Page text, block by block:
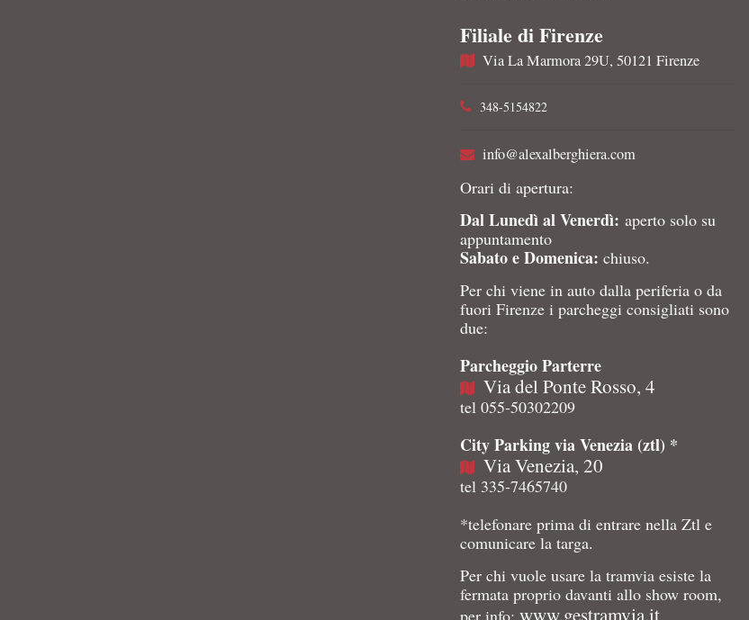
Filiale di Firenze
Via La Marmora 29U, 50121 Firenze
348-5154822
info@alexalberghiera.com
Orari di apertura:
Dal Lunedì al Venerdì: aperto solo su
appuntamento
Sabato e Domenica: chiuso.
Per chi viene in auto dalla periferia o da
fuori Firenze i parcheggi consigliati sono
due:
Parcheggio Parterre
Via del Ponte Rosso, 4
tel 055-50302209
City Parking via Venezia (ztl) *
Via Venezia, 20
tel 335-7465740
*telefonare prima di entrare nella Ztl e
comunicare la targa.
Per chi vuole usare la tramvia esiste la
fermata proprio davanti allo show room,
per info: www.gestramvia.it